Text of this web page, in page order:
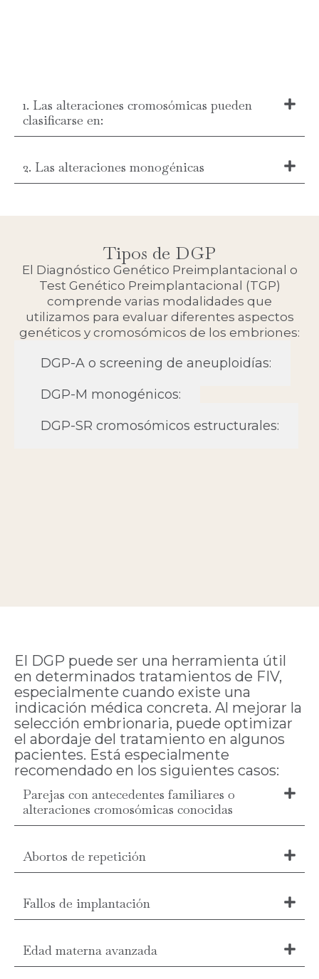
1. Las alteraciones cromosómicas pueden
clasificarse en:
2. Las alteraciones monogénicas
Tipos de DGP
El Diagnóstico Genético Preimplantacional o
Test Genético Preimplantacional (TGP)
comprende varias modalidades que
utilizamos para evaluar diferentes aspectos
genéticos y cromosómicos de los embriones:
DGP-A o screening de aneuploidías:
DGP-M monogénicos:
DGP-SR cromosómicos estructurales:
El DGP puede ser una herramienta útil
en determinados tratamientos de FIV,
especialmente cuando existe una
indicación médica concreta. Al mejorar la
selección embrionaria, puede optimizar
el abordaje del tratamiento en algunos
pacientes. Está especialmente
recomendado en los siguientes casos:
Parejas con antecedentes familiares o
alteraciones cromosómicas conocidas
Abortos de repetición
Fallos de implantación
Edad materna avanzada